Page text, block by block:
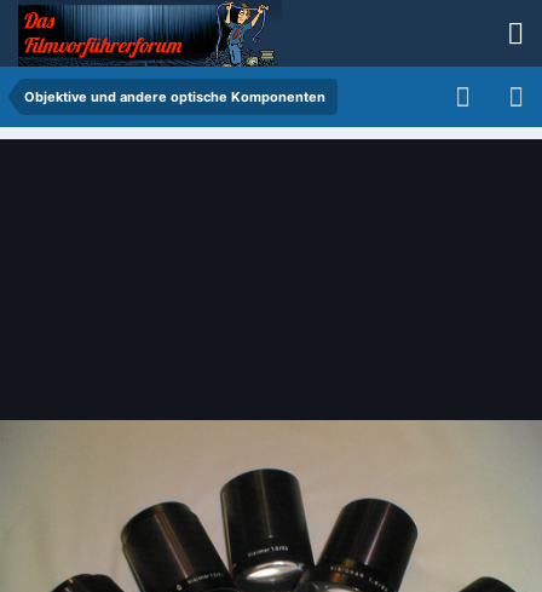
Objektive und andere optische Komponenten